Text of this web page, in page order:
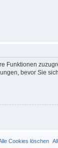
Funktionen
bevor Sie
Cookies löschen